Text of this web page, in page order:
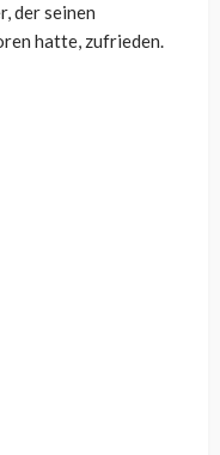
der seinen
hatte, zufrieden.